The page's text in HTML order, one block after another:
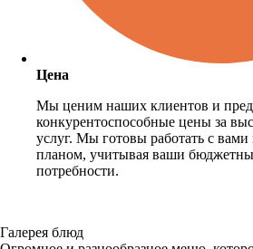
Цена
Мы ценим наших клиентов и
конкурентоспособные цены за
услуг. Мы готовы работать с
планом, учитывая ваши
потребности.
Галерея блюд